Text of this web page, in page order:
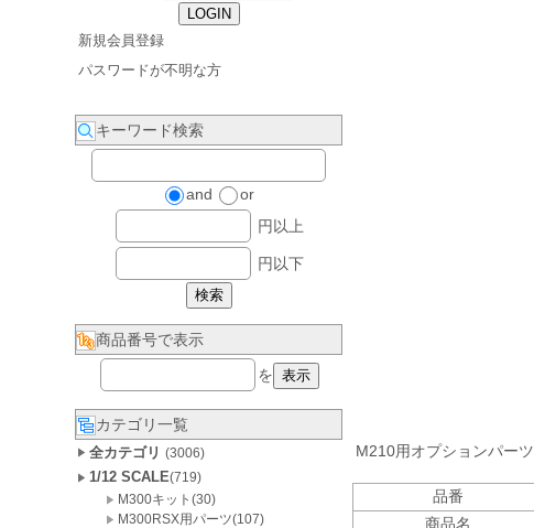
新規会員登録
パスワードが不明な方
キーワード検索
and
or
円以上
円以下
商品番号で表示
を
カテゴリ一覧
全カテゴリ (3006)
1/12 SCALE(719)
M300キット(30)
M300RSX用パーツ(107)
M210用オプションパーツ
品番
商品名